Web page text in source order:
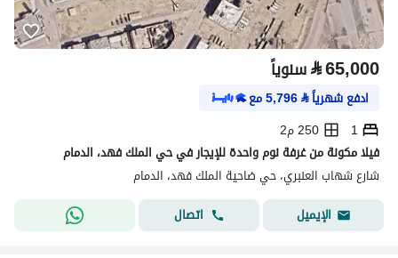
⃁65,000 سنوياً
ادفع شهرياً⃁
5,796مع
1
250 م2
فيلا مكونة من غرفة نوم واحدة للإيجار في حي الملك فهد، الدمام
شارع شهاب العنبري، حي ضاحية الملك فهد، الدمام
الإيميل
اتصال